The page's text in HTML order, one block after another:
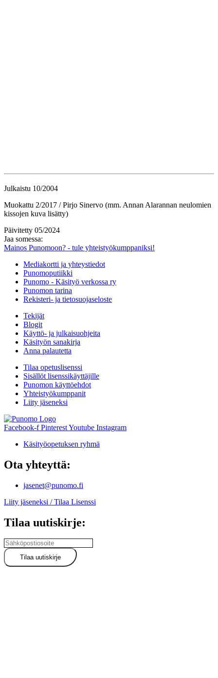
Julkaistu 10/2004
Muokattu 2/2017 / Pirjo Sinervo (mm. Annan Alarannan neulomien
kissojen kuva lisätty)
Päivitetty 05/2024
Jaa somessa:
Mainos Punomoon? - tule yhteistyökumppaniksi!
Mediakortti ja yhteystiedot
Punomoputiikki
Punomo - Käsityö verkossa ry
Punomon tarina
Rekisteri- ja tietosuojaseloste
Tekijät
Blogit
Käyttö- ja julkaisuohjeita
Käsityön sanakirja
Anna palautetta
Tilaa opetuslisenssi
Sisällöt lisenssikäyttäjille
Punomon käyttöehdot
Yhteistyökumppanit
Liity jäseneksi
Facebook-f PinterestYoutube Instagram
Käsityöopetuksen ryhmä
Ota yhteyttä:
jasenet@punomo.fi
Liity jäseneksi / Tilaa Lisenssi
Tilaa uutiskirje: